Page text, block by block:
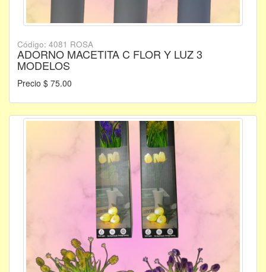
Código: 4081 ROSA
ADORNO MACETITA C FLOR Y LUZ 3
MODELOS
Precio $ 75.00